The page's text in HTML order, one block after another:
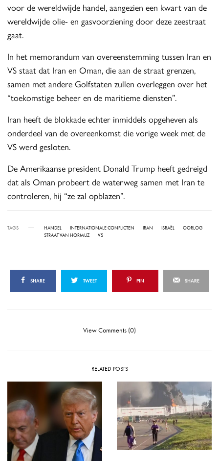
voor de wereldwijde handel, aangezien een kwart van de
wereldwijde olie- en gasvoorziening door deze zeestraat
gaat.
In het memorandum van overeenstemming tussen Iran en
VS staat dat Iran en Oman, die aan de straat grenzen,
samen met andere Golfstaten zullen overleggen over het
“toekomstige beheer en de maritieme diensten”.
Iran heeft de blokkade echter inmiddels opgeheven als
onderdeel van de overeenkomst die vorige week met de
VS werd gesloten.
De Amerikaanse president Donald Trump heeft gedreigd
dat als Oman probeert de waterweg samen met Iran te
controleren, hij “ze zal opblazen”.
TAGS HANDEL INTERNATIONALE CONFLICTEN IRAN ISRAËL
OORLOG
STRAAT VAN HORMUZ
VS
SHARE TWEET PIN SHARE
View Comments (0)
RELATED POSTS